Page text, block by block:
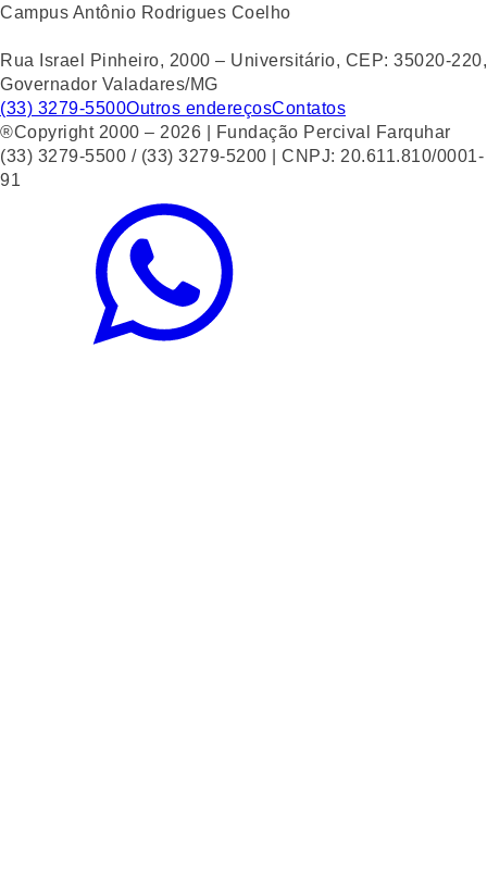
Campus Antônio Rodrigues Coelho
Rua Israel Pinheiro, 2000 – Universitário, CEP: 35020-220,
Governador Valadares/MG
(33) 3279-5500Outros endereçosContatos
®Copyright 2000 – 2026 | Fundação Percival Farquhar
(33) 3279-5500 / (33) 3279-5200 | CNPJ: 20.611.810/0001-
91